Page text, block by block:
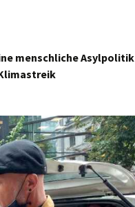
menschliche Asylpolitik